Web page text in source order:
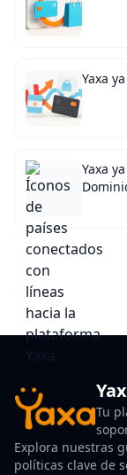
Yaxa
Yaxa
Tu
Explora nuestras
políticas clave de